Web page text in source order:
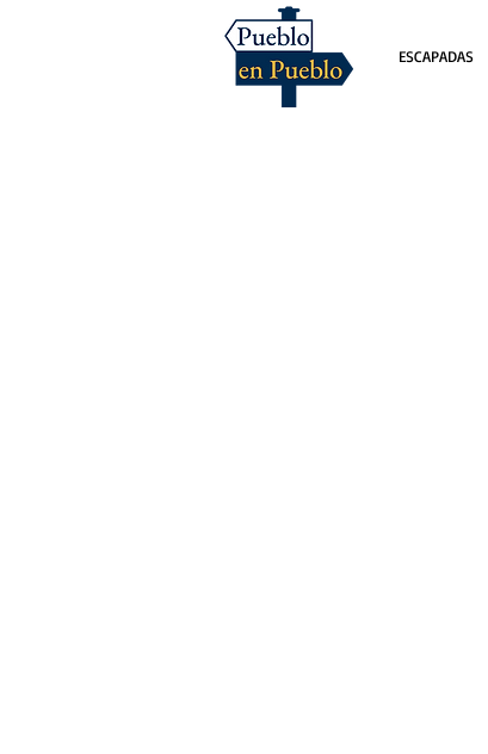
ESCAPADAS